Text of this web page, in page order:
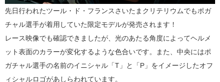
先日行われたツール・ド・フランスさいたまクリテリウムでもポガ
チャル選手が着用していた限定モデルが発売されます！
レース映像でも確認できましたが、光のあたる角度によってヘルメ
ット表面のカラーが変化するような色合いです。また、中央にはポ
ガチャル選手の名前のイニシャル「T」と「P」をイメージしたオフ
ィシャルロゴがあしらわれています。